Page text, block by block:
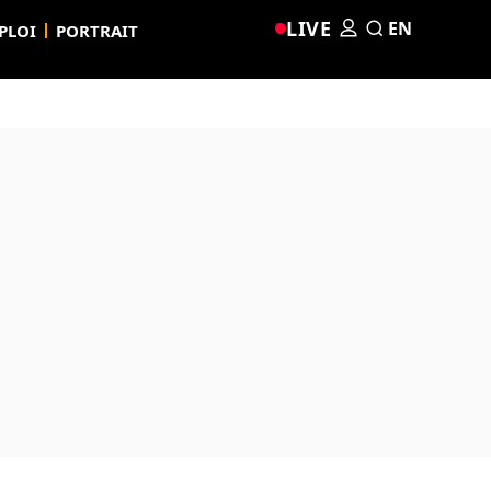
PORTRAIT LIVE EN